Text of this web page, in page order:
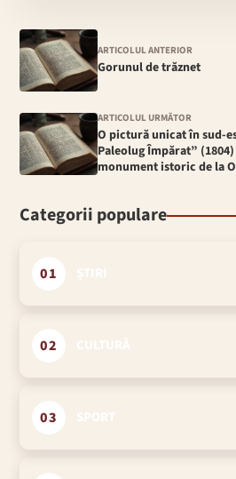
ARTICOLUL ANTERIOR
Gorunul de trăznet
ARTICOLUL URMĂTOR
O pictură unicat în sud-
Paleolug Împărat”
monument istoric de la
Categorii populare
01
02
03